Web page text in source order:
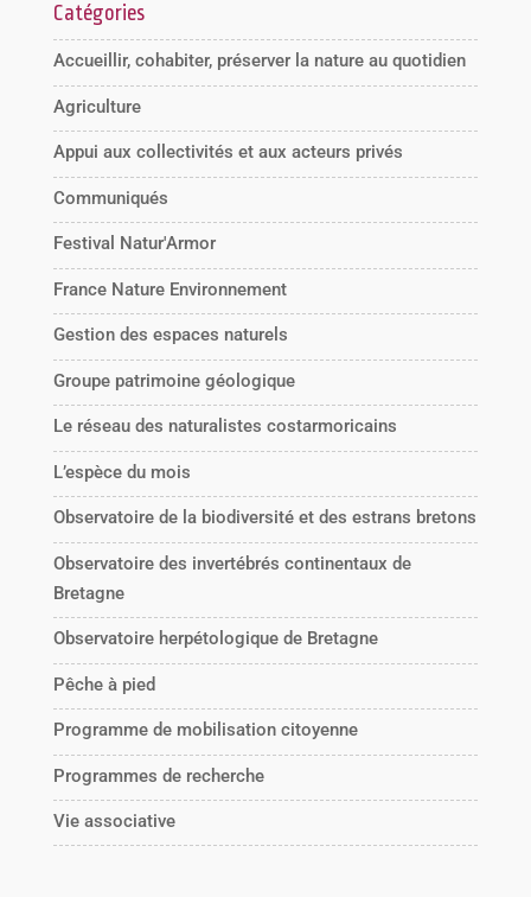
Catégories
Accueillir, cohabiter, préserver la nature au quotidien
Agriculture
Appui aux collectivités et aux acteurs privés
Communiqués
Festival Natur'Armor
France Nature Environnement
Gestion des espaces naturels
Groupe patrimoine géologique
Le réseau des naturalistes costarmoricains
L’espèce du mois
Observatoire de la biodiversité et des estrans bretons
Observatoire des invertébrés continentaux de
Bretagne
Observatoire herpétologique de Bretagne
Pêche à pied
Programme de mobilisation citoyenne
Programmes de recherche
Vie associative